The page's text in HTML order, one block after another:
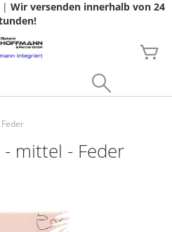
Wir versenden innerhalb von 24
Zum
Inhalt
springen
mittel - Feder